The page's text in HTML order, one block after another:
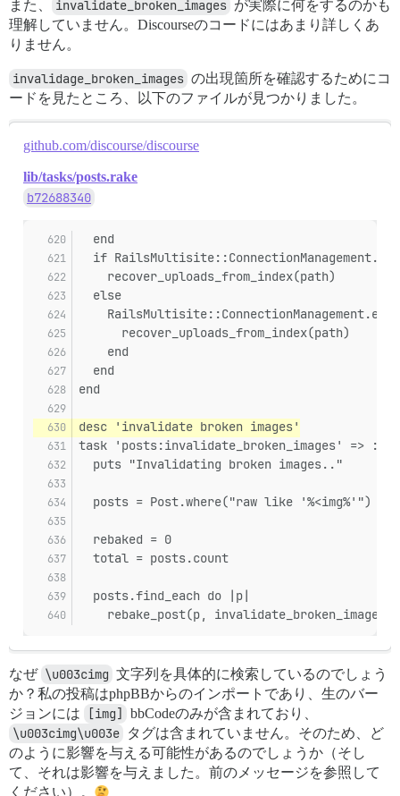
また、 invalidate_broken_images が実際に何をするのかも
理解していません。Discourseのコードにはあまり詳しくあ
りません。
invalidage_broken_images の出現箇所を確認するためにコ
ードを見たところ、以下のファイルが見つかりました。
github.com/discourse/discourse
lib/tasks/posts.rake
b72688340
  end
if
    recover_uploads_from_index(path)
  else
      recover_uploads_from_index(path)
    end
  end
end
desc 'invalidate broken images'
task 'posts:invalidate_broken_images' =>
  puts "Invalidating broken images.."
  posts = Post.where("raw like '%<img%'")
  rebaked = 0
  total = posts.count
  posts.find_each do |p|
rebake_post(p, invalidate_broken_images:
なぜ \u003cimg 文字列を具体的に検索しているのでしょう
か？私の投稿はphpBBからのインポートであり、生のバー
ジョンには
[img] bbCodeのみが含まれており、
\u003cimg\u003e タグは含まれていません。そのため、ど
のように影響を与える可能性があるのでしょうか（そし
て、それは影響を与えました。前のメッセージを参照して
ください）。